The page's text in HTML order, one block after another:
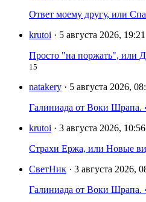
Ответ моему другу, или
krutoi · 5 августа 2026, 19:21
Просто "на поржать", или
15
natakery · 5 августа 2026,
Галиниада от Воки Шрапа.
krutoi · 3 августа 2026, 10:56
Страхи Ержа, или Новые
СветНик · 3 августа 2026,
Галиниада от Воки Шрапа.